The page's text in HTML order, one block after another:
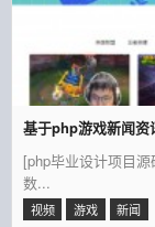
基于php游戏新闻资
[php毕业设计项目
数...
视频 游戏 新闻